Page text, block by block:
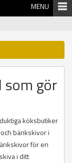
MENU
som gör
köksbutiker
bänkskivor i
för en
i ditt